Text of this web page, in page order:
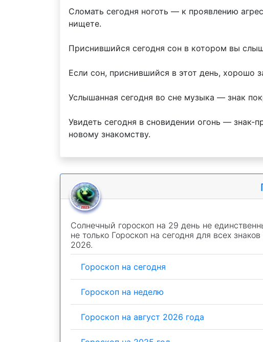
Сломать сегодня ноготь — к проявлению
нищете.
Приснившийся сегодня сон в котором вы
Если сон, приснившийся в этот день, хорошо
Услышанная сегодня во сне музыка — знак
Увидеть сегодня в сновидении огонь —
новому знакомству.
Солнечный гороскоп на 29 день не
не только Гороскоп на сегодня для всех
2026.
Гороскоп на сегодня
Гороскоп на неделю
Гороскоп на август 2026 года